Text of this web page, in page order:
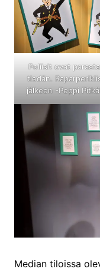
Poliisit ovat
tiedän.
jälkeen -Peppi
Median tiloissa